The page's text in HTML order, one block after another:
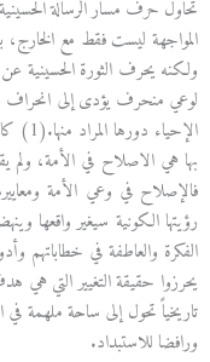
تحاول حرف مسار الرسالة
المواجهة ليست فقط مع الخارج،
ولكنه يحرف الثورة الحسينية
لوعي منحرف يؤدى إلى انحراف
بها هي الاصلاح في الأمة، ولم
فالإصلاح في وعي الأمة
رؤيتها الكونية سيغير واقعها
الفكرة والعاطفة في خطاباتهم
يحرزوا حقيقة التغيير التي
تاريخياً تحول إلى ساحة ملهمة
ورافضا للاستبداد.